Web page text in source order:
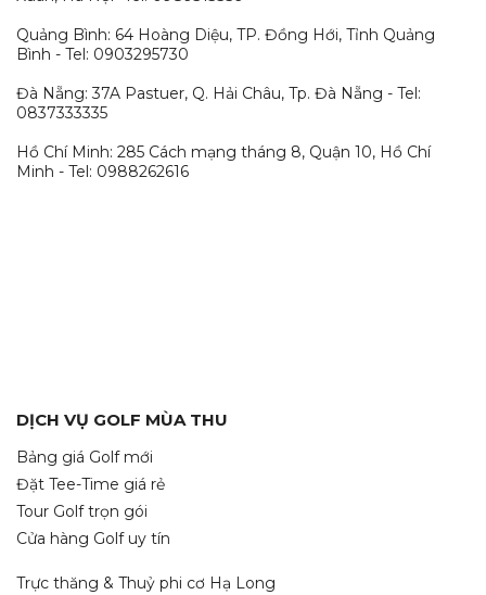
Quảng Bình: 64 Hoàng Diệu, TP. Đồng Hới, Tỉnh Quảng
Bình - Tel: 0903295730
Đà Nẵng: 37A Pastuer, Q. Hải Châu, Tp. Đà Nẵng - Tel:
0837333335
Hồ Chí Minh: 285 Cách mạng tháng 8, Quận 10, Hồ Chí
Minh - Tel: 0988262616
DỊCH VỤ GOLF MÙA THU
Bảng giá Golf mới
Đặt Tee-Time giá rẻ
Tour Golf trọn gói
Cửa hàng Golf uy tín
Trực thăng & Thuỷ phi cơ Hạ Long